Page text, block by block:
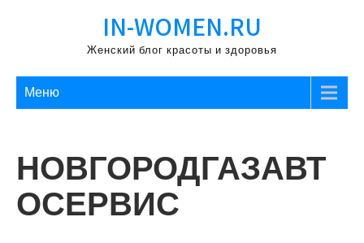
IN-WOMEN.RU
Женский блог красоты и здоровья
Меню
НОВГОРОДГАЗАВТ
ОСЕРВИС